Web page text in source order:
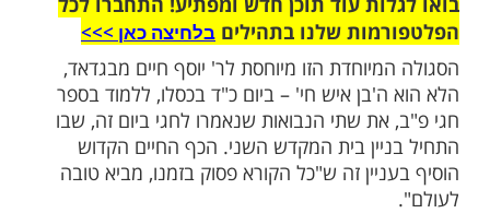
עוד תוכן חדש ומפתיע! התחברו לכל